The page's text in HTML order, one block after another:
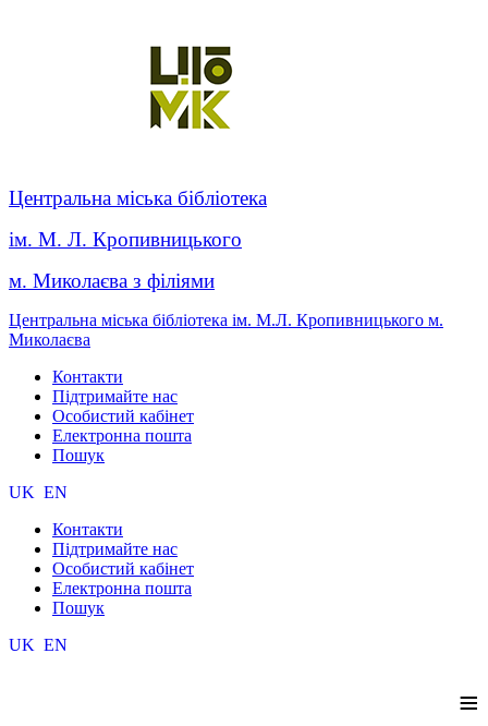
Центральна міська бібліотека
ім. М. Л. Кропивницького
м. Миколаєва з філіями
Центральна міська бібліотека ім. М.Л. Кропивницького м.
Миколаєва
Контакти
Підтримайте нас
Особистий кабінет
Електронна пошта
Пошук
UK EN
Контакти
Підтримайте нас
Особистий кабінет
Електронна пошта
Пошук
UK EN
≡